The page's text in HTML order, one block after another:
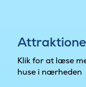
Klik for at læse
huse i nærheden